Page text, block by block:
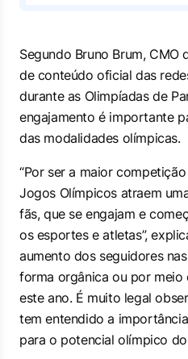
Segundo Bruno Brum,
de conteúdo oficial das
durante as Olimpíadas de
engajamento é importante
das modalidades olímpicas.
“Por ser a maior
Jogos Olímpicos atraem
fãs, que se engajam e
os esportes e atletas”,
aumento dos seguidores
forma orgânica ou por
este ano. É muito legal
tem entendido a
para o potencial olímpico